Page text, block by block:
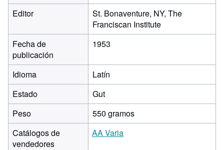
Editor
St. Bonaventure, NY, The
Franciscan Institute
Fecha de
publicación
1953
Idioma
Latín
Estado
Gut
Peso
550 gramos
Catálogos de
vendedores
AA Varia